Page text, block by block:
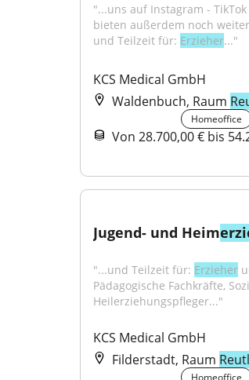
"...uns auf Instagram -
bieten außerdem noch
und Teilzeit für: Erzieher..."
KCS Medical GmbH
Waldenbuch, Raum
Homeoffice
Von 28.700,00 € bis
Jugend- und Heim
"...und Teilzeit für: Erzieher
Pädagogische Fachkräfte,
Heilerziehungspfleger..."
KCS Medical GmbH
Filderstadt, Raum
Homeoffice